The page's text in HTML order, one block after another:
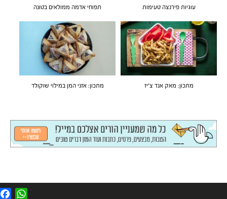
עוגיות פירנצה טעימות תפוחי אדמה ממולאים בטונה
מתכון: מאק אנד צ'יז מתכון: אזני המן במילוי שוקולד
F
W